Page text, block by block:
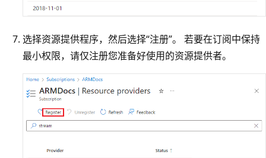
选择资源提供程序，然后选择“注册”。 若要在订阅中保持
最小权限，请仅注册您准备好使用的资源提供者。